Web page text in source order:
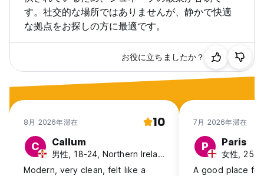
す。社交的な場所ではありませんが、静かで快適
な拠点をお探しの方に最適です。
お役に立ちましたか？
8月 2026年滞在 10
C Callum
男性, 18-24, Northern Ireland
Modern, very clean, felt like a
7月 2026年滞在
P Paris
女性, 25-
A good place